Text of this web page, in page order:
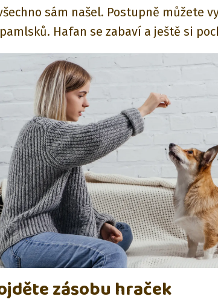
sám našel. Postupně můžete
Hafan se zabaví a ještě si
zásobu hraček